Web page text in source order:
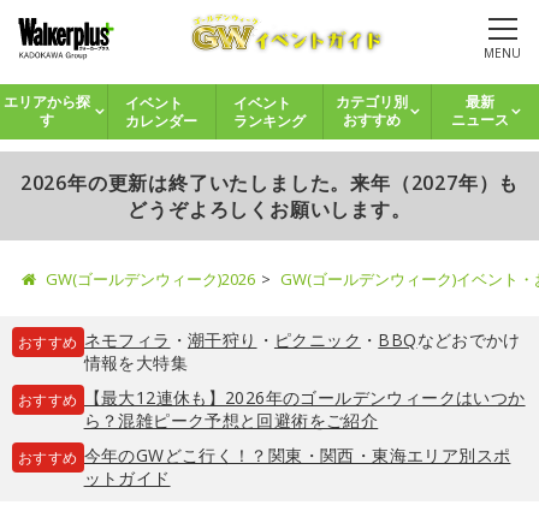
MENU
エリアから探
す
イベント
カレンダー
イベント
ランキング
カテゴリ別
おすすめ
最新
ニュース
2026年の更新は終了いたしました。来年（2027年）も
どうぞよろしくお願いします。
GW(ゴールデンウィーク)2026 GW(ゴールデンウィーク)イベント
おすすめ ネモフィラ ・ 潮干狩り ・ ピクニック ・ BBQなどおでかけ
情報を大特集
おすすめ
【最大12連休も】2026年のゴールデンウィークはいつか
ら？混雑ピーク予想と回避術をご紹介
おすすめ 今年のGWどこ行く！？関東・関西・東海エリア別スポ
ットガイド